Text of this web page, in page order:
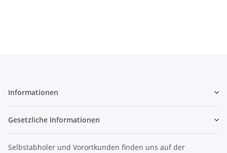
Informationen
Gesetzliche Informationen
Selbstabholer und Vorortkunden finden uns auf der